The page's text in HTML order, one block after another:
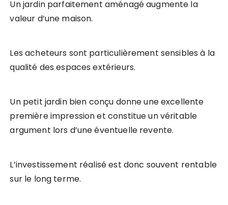
Un jardin parfaitement aménagé augmente la
valeur d’une maison.
Les acheteurs sont particulièrement sensibles à la
qualité des espaces extérieurs.
Un petit jardin bien conçu donne une excellente
première impression et constitue un véritable
argument lors d’une éventuelle revente.
L’investissement réalisé est donc souvent rentable
sur le long terme.